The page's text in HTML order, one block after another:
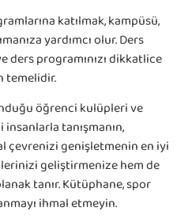
katılmak, kampüsü,
yardımcı olur. Ders
ders programınızı dikkatlice
temelidir.
öğrenci kulüpleri ve
tanışmanın,
çevrenizi genişletmenin en iyi
geliştirmenize hem de
tanır. Kütüphane, spor
ihmal etmeyin.